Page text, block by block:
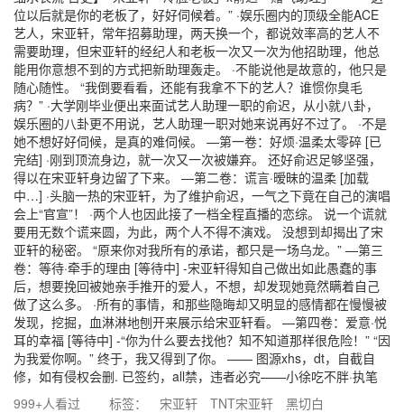
位以后就是你的老板了，好好伺候着。” ·娱乐圈内的顶级全能ACE
艺人，宋亚轩，常年招募助理，两天换一个，都说效率高的艺人不
需要助理，但宋亚轩的经纪人和老板一次又一次为他招助理，他总
能用你意想不到的方式把新助理轰走。 ·不能说他是故意的，他只是
随心随性。 “我倒要看看，还能有我拿不下的艺人？谁惯你臭毛
病？” ·大学刚毕业便出来面试艺人助理一职的俞迟，从小就八卦，
娱乐圈的八卦更不用说，艺人助理一职对她来说再好不过了。 ·不是
她不想好好伺候，是真的难伺候。 —第一卷：好烦·温柔太零碎 [已
完结] ·刚到顶流身边，就一次又一次被嫌弃。 还好俞迟足够坚强，
得以在宋亚轩身边留了下来。 —第二卷：谎言·暧昧的温柔 [加载
中…] ·头脑一热的宋亚轩，为了维护俞迟，一气之下竟在自己的演唱
会上“官宣”！ ·两个人也因此接了一档全程直播的恋综。 说一个谎就
要用无数个谎来圆，为此，两个人不得不演戏。 没想到却揭出了宋
亚轩的秘密。 “原来你对我所有的承诺，都只是一场乌龙。” —第三
卷：等待·牵手的理由 [等待中] -宋亚轩得知自己做出如此愚蠢的事
后，想要挽回被她亲手推开的爱人，不想，却发现她竟然瞒着自己
做了这么多。 ·所有的事情，和那些隐晦却又明显的感情都在慢慢被
发现，挖掘，血淋淋地刨开来展示给宋亚轩看。 —第四卷：爱意·悦
耳的幸福 [等待中] -“你为什么要去找他？知不知道那样很危险！” “因
为我爱你啊。” 终于，我又得到了你。 —— 图源xhs，dt，自截自
修，如有侵权会删. 已签约，all禁，违者必究——小徐吃不胖·执笔
999+人看过
标签： 宋亚轩 TNT宋亚轩 黑切白